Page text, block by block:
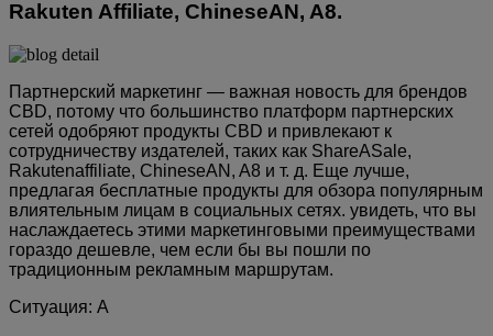
Rakuten Affiliate, ChineseAN, A8.
Партнерский маркетинг — важная новость для брендов
CBD, потому что большинство платформ партнерских
сетей одобряют продукты CBD и привлекают к
сотрудничеству издателей, таких как ShareASale,
Rakutenaffiliate, ChineseAN, A8 и т. д. Еще лучше,
предлагая бесплатные продукты для обзора популярным
влиятельным лицам в социальных сетях. увидеть, что вы
наслаждаетесь этими маркетинговыми преимуществами
гораздо дешевле, чем если бы вы пошли по
традиционным рекламным маршрутам.
Ситуация: А